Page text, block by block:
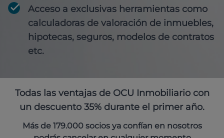
Acceso a exclusivas herramientas como
calculadoras de valoración de inmuebles,
hipotecas, seguros, modelos de contratos
etc.
Todas las ventajas de OCU Inmobiliario con
un descuento 35% durante el primer año.
Más de 179.000 socios ya confían en nosotros